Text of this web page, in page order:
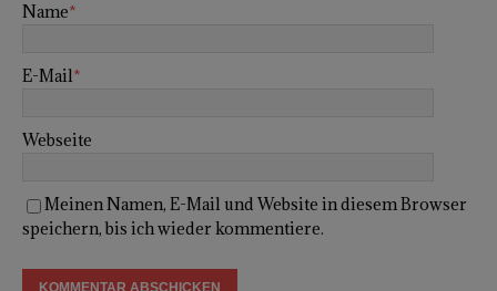
Name*
E-Mail*
Webseite
Meinen Namen, E-Mail und Website in diesem Browser
speichern, bis ich wieder kommentiere.